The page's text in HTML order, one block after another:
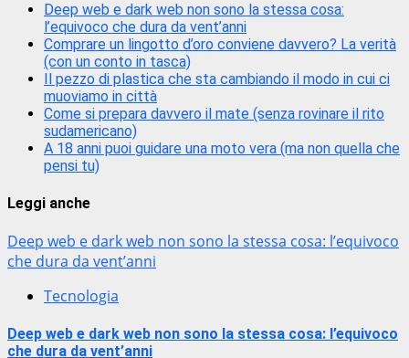
Deep web e dark web non sono la stessa cosa:
l’equivoco che dura da vent’anni
Comprare un lingotto d’oro conviene davvero? La verità
(con un conto in tasca)
Il pezzo di plastica che sta cambiando il modo in cui ci
muoviamo in città
Come si prepara davvero il mate (senza rovinare il rito
sudamericano)
A 18 anni puoi guidare una moto vera (ma non quella che
pensi tu)
Leggi anche
Deep web e dark web non sono la stessa cosa: l’equivoco
che dura da vent’anni
Tecnologia
Deep web e dark web non sono la stessa cosa: l’equivoco
che dura da vent’anni